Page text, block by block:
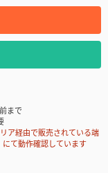
まで
ア経由で販売されている端
にて動作確認しています